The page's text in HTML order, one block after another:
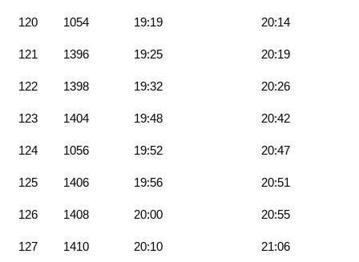
120 1054 19:19 20:14
121 1396 19:25 20:19
122 1398 19:32 20:26
123 1404 19:48 20:42
124 1056 19:52 20:47
125 1406 19:56 20:51
126 1408 20:00 20:55
127 1410 20:10 21:06